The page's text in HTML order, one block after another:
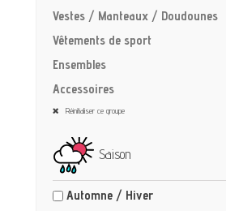
Vestes / Manteaux / Doudounes
Vêtements de sport
Ensembles
Accessoires
Réinitialiser ce groupe
Saison
Automne / Hiver